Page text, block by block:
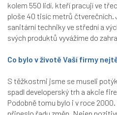
kolem 550 lidí, kteří pracují ve
ploše 40 tisíc metrů čtverečních.
sanitární techniky ve střední a
svých produktů vyvážíme do
Co bylo v životě Vaší firmy
S těžkostmi jsme se museli
spadl developerský trh a akcie
Podobně tomu bylo i v roce